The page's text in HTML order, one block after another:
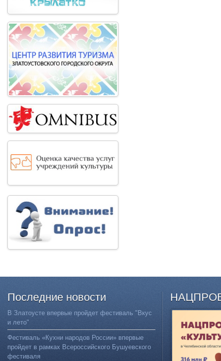
Последние новости
В Златоусте впервые пройдет фестиваль "Вкус
и лето"
Фестиваль «Кухни народов России» впервые
пройдет в рамках Всероссийского Бушуевского
фестиваля